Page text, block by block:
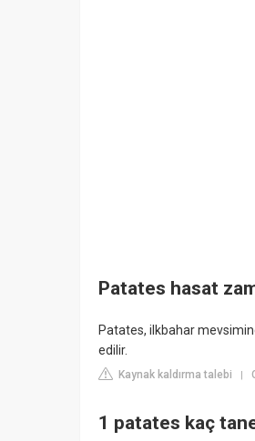
Patates hasat
Patates, ilkbahar
edilir.
Kaynak kaldırma talebi |
1 patates kaç